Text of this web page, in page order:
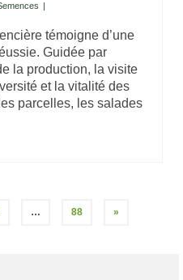
témoigne d’une
Guidée par
la production, la visite
et la vitalité des
parcelles, les salades
… 88 »